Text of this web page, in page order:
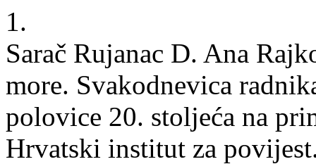
1.
Sarač Rujanac D. Ana
more. Svakodnevica
polovice 20. stoljeća na
Hrvatski institut za